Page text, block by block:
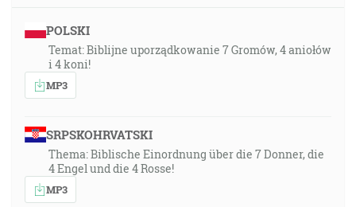
POLSKI
Temat: Biblijne uporządkowanie 7 Gromów, 4 aniołów
i 4 koni!
MP3
SRPSKOHRVATSKI
Thema: Biblische Einordnung über die 7 Donner, die
4 Engel und die 4 Rosse!
MP3